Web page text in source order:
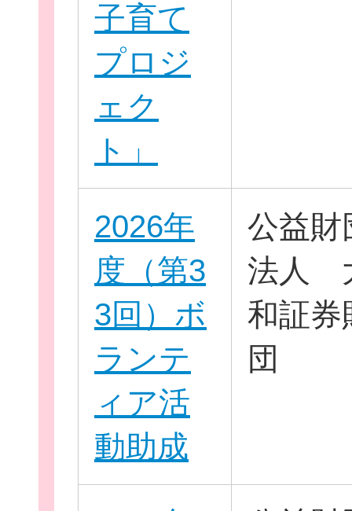
このサイトについて
サイトマップ
子育て
プロジ
ェク
ト」
2026年
度（第3
3回）ボ
ランテ
ィア活
動助成
公益財
法人
和証券
団